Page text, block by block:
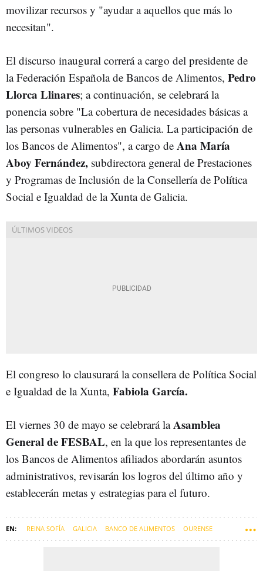
movilizar recursos y "ayudar a aquellos que más lo
necesitan".
El discurso inaugural correrá a cargo del presidente de
la Federación Española de Bancos de Alimentos, Pedro
Llorca Llinares; a continuación, se celebrará la
ponencia sobre "La cobertura de necesidades básicas a
las personas vulnerables en Galicia. La participación de
los Bancos de Alimentos", a cargo de Ana María
Aboy Fernández, subdirectora general de Prestaciones
y Programas de Inclusión de la Consellería de Política
Social e Igualdad de la Xunta de Galicia.
El congreso lo clausurará la consellera de Política Social
e Igualdad de la Xunta, Fabiola García.
El viernes 30 de mayo se celebrará laAsamblea
General de FESBAL, en la que los representantes de
los Bancos de Alimentos afiliados abordarán asuntos
administrativos, revisarán los logros del último año y
establecerán metas y estrategias para el futuro.
REINA SOFÍA GALICIA BANCO DE ALIMENTOS OURENSE